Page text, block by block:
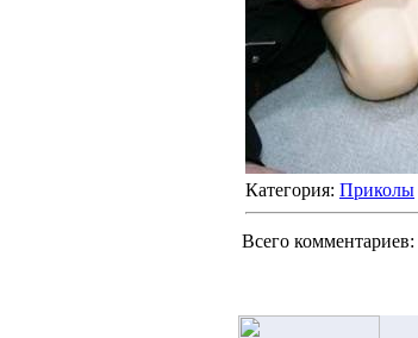
Категория: Приколы
Всего комментариев: